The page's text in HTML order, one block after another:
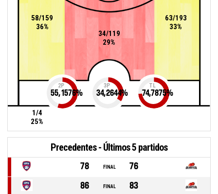
1/4
25%
34/119
29%
58/159
36%
63/193
33%
2P
55,1576%
3P
34,2644%
TL
74,7875%
Precedentes - Últimos 5 partidos
78 FINAL
76
86
FINAL 83